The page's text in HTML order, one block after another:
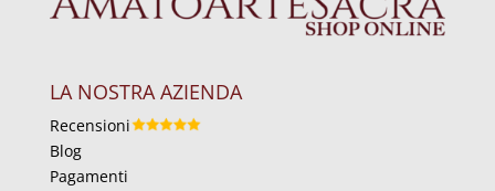
LA NOSTRA AZIENDA
Recensioni
Blog
Pagamenti